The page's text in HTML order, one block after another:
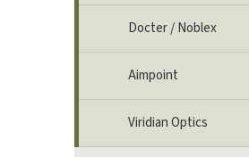
Docter / Noblex
Aimpoint
Viridian Optics